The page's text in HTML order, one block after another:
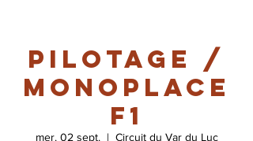
Pilotage /
Monoplace
F1
mer. 02 sept.
  |
Circuit du Var du Luc